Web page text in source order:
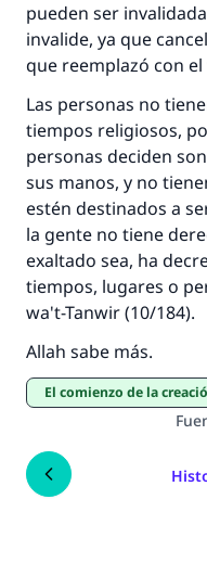
pueden ser
invalide, ya que
que reemplazó con
Las personas no
tiempos religiosos,
personas deciden
sus manos, y no
estén destinados a
la gente no tiene
exaltado sea, ha
tiempos, lugares o
wa't-Tanwir(10/184).
Allah sabe más.
El comienzo de la